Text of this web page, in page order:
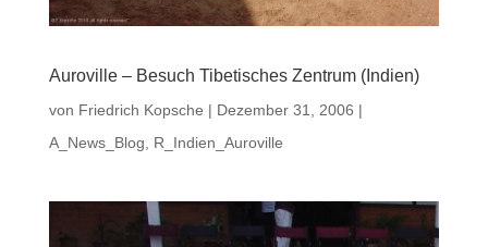
Auroville – Besuch Tibetisches Zentrum (Indien)
von Friedrich Kopsche | Dezember 31, 2006 |
A_News_Blog
R_Indien_Auroville